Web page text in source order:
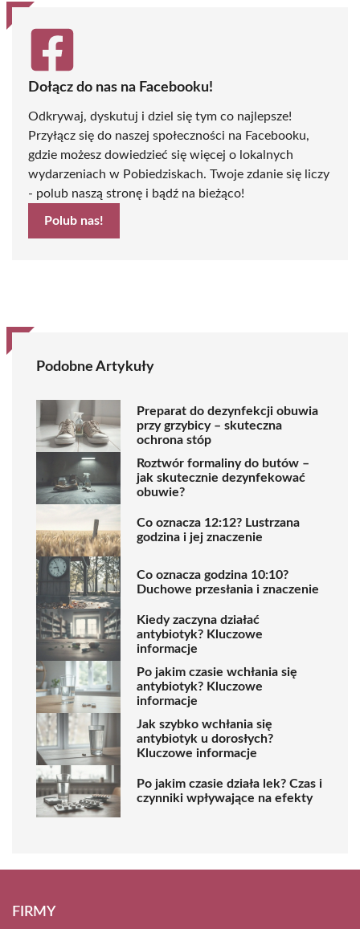
Dołącz do nas na Facebooku!
Odkrywaj, dyskutuj i dziel się tym co najlepsze!
Przyłącz się do naszej społeczności na Facebooku,
gdzie możesz dowiedzieć się więcej o lokalnych
wydarzeniach w Pobiedziskach. Twoje zdanie się liczy
- polub naszą stronę i bądź na bieżąco!
Polub nas!
Podobne Artykuły
Preparat do dezynfekcji obuwia
przy grzybicy – skuteczna
ochrona stóp
Roztwór formaliny do butów –
jak skutecznie dezynfekować
obuwie?
Co oznacza 12:12? Lustrzana
godzina i jej znaczenie
Co oznacza godzina 10:10?
Duchowe przesłania i znaczenie
Kiedy zaczyna działać
antybiotyk? Kluczowe
informacje
Po jakim czasie wchłania się
antybiotyk? Kluczowe
informacje
Jak szybko wchłania się
antybiotyk u dorosłych?
Kluczowe informacje
Po jakim czasie działa lek? Czas i
czynniki wpływające na efekty
FIRMY